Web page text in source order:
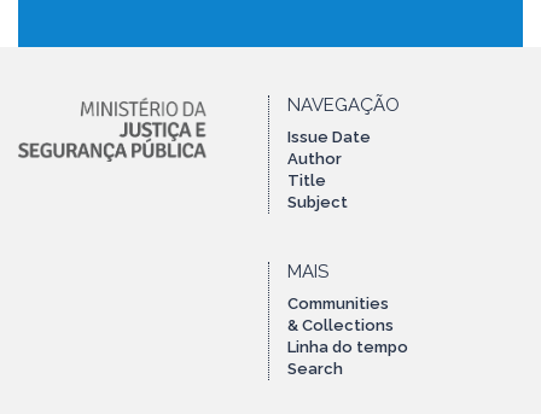
NAVEGAÇÃO
Issue Date
Author
Title
Subject
MAIS
Communities
& Collections
Linha do tempo
Search